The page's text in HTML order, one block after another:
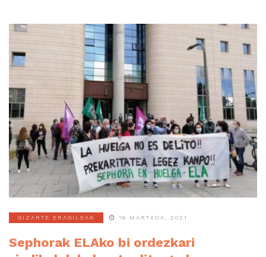
GIZARTE ERAGILEAK 16 MARTXOA, 2021
Sephorak ELAko bi ordezkari